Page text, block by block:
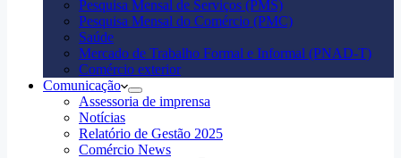
Pesquisa Mensal de Serviços (PMS)
Pesquisa Mensal do Comércio (PMC)
Saúde
Mercado de Trabalho Formal e Informal (PNAD-T)
Comércio exterior
Comunicação
Assessoria de imprensa
Notícias
Relatório de Gestão 2025
Comércio News